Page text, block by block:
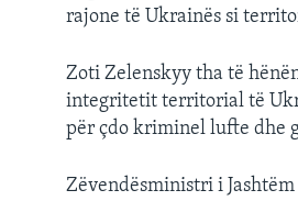
rajone të Ukrainës si
Zoti Zelenskyy tha të
integritetit territorial të
për çdo kriminel lufte dhe
Zëvendësministri i